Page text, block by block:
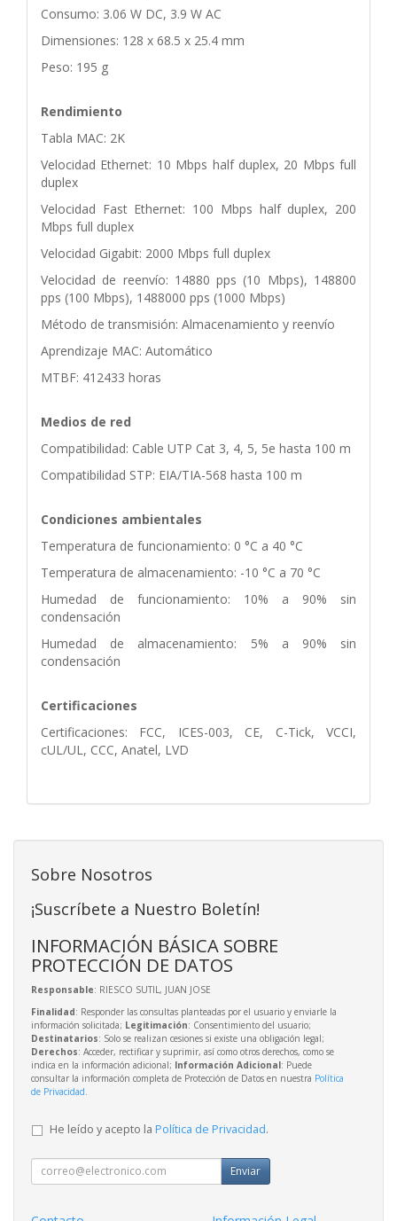
Consumo: 3.06 W DC, 3.9 W AC
Dimensiones: 128 x 68.5 x 25.4 mm
Peso: 195 g
Rendimiento
Tabla MAC: 2K
Velocidad Ethernet: 10 Mbps half duplex, 20 Mbps full
duplex
Velocidad Fast Ethernet: 100 Mbps half duplex, 200
Mbps full duplex
Velocidad Gigabit: 2000 Mbps full duplex
Velocidad de reenvío: 14880 pps (10 Mbps), 148800
pps (100 Mbps), 1488000 pps (1000 Mbps)
Método de transmisión: Almacenamiento y reenvío
Aprendizaje MAC: Automático
MTBF: 412433 horas
Medios de red
Compatibilidad: Cable UTP Cat 3, 4, 5, 5e hasta 100 m
Compatibilidad STP: EIA/TIA-568 hasta 100 m
Condiciones ambientales
Temperatura de funcionamiento: 0 °C a 40 °C
Temperatura de almacenamiento: -10 °C a 70 °C
Humedad de funcionamiento: 10% a 90% sin
condensación
Humedad de almacenamiento: 5% a 90% sin
condensación
Certificaciones
Certificaciones: FCC, ICES-003, CE, C-Tick, VCCI,
cUL/UL, CCC, Anatel, LVD
Sobre Nosotros
¡Suscríbete a Nuestro Boletín!
INFORMACIÓN BÁSICA SOBRE
PROTECCIÓN DE DATOS
Responsable: RIESCO SUTIL, JUAN JOSE
Finalidad: Responder las consultas planteadas por el usuario y enviarle la
información solicitada; Legitimación: Consentimiento del usuario;
Destinatarios: Solo se realizan cesiones si existe una obligación legal;
Derechos: Acceder, rectificar y suprimir, así como otros derechos, como se
indica en la información adicional; Información Adicional: Puede
consultar la información completa de Protección de Datos en nuestra Política
de Privacidad
He leído y acepto la Política de Privacidad.
Enviar